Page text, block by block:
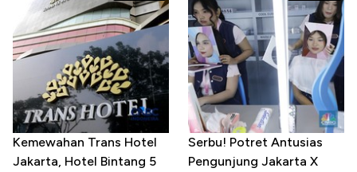
Kemewahan Trans Hotel
Jakarta, Hotel Bintang 5
Serbu! Potret Antusias
Pengunjung Jakarta X